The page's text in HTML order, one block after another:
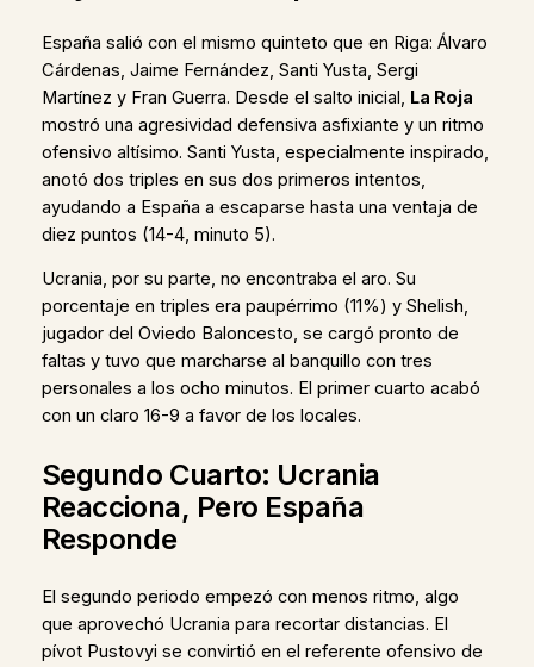
España salió con el mismo quinteto que en Riga: Álvaro
Cárdenas, Jaime Fernández, Santi Yusta, Sergi
Martínez y Fran Guerra. Desde el salto inicial, La Roja
mostró una agresividad defensiva asfixiante y un ritmo
ofensivo altísimo. Santi Yusta, especialmente inspirado,
anotó dos triples en sus dos primeros intentos,
ayudando a España a escaparse hasta una ventaja de
diez puntos (14-4, minuto 5).
Ucrania, por su parte, no encontraba el aro. Su
porcentaje en triples era paupérrimo (11%) y Shelish,
jugador del Oviedo Baloncesto, se cargó pronto de
faltas y tuvo que marcharse al banquillo con tres
personales a los ocho minutos. El primer cuarto acabó
con un claro 16-9 a favor de los locales.
Segundo Cuarto: Ucrania
Reacciona, Pero España
Responde
El segundo periodo empezó con menos ritmo, algo
que aprovechó Ucrania para recortar distancias. El
pívot Pustovyi se convirtió en el referente ofensivo de